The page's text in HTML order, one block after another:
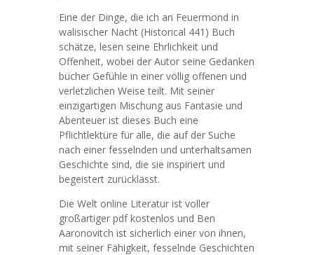
Eine der Dinge, die ich an Feuermond in
walisischer Nacht (Historical 441) Buch
schätze, lesen seine Ehrlichkeit und
Offenheit, wobei der Autor seine Gedanken
bücher Gefühle in einer völlig offenen und
verletzlichen Weise teilt. Mit seiner
einzigartigen Mischung aus Fantasie und
Abenteuer ist dieses Buch eine
Pflichtlektüre für alle, die auf der Suche
nach einer fesselnden und unterhaltsamen
Geschichte sind, die sie inspiriert und
begeistert zurücklässt.
Die Welt online Literatur ist voller
großartiger pdf kostenlos und Ben
Aaronovitch ist sicherlich einer von ihnen,
mit seiner Fähigkeit, fesselnde Geschichten